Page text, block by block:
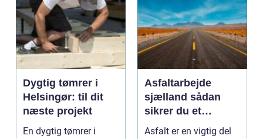
Dygtig tømrer i
Helsingør: til dit
næste projekt
En dygtig tømrer i
Asfaltarbejde
sjælland sådan
sikrer du et
holdbart resultat
Asfalt er en vigtig del